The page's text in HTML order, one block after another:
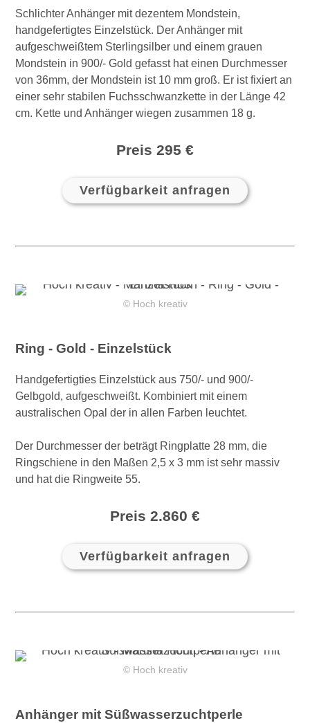
Schlichter Anhänger mit dezentem Mondstein,
handgefertigtes Einzelstück. Der Anhänger mit
aufgeschweißtem Sterlingsilber und einem grauen
Mondstein in 900/- Gold gefasst hat einen Durchmesser
von 36mm, der Mondstein ist 10 mm groß. Er ist fixiert an
einer sehr stabilen Fuchsschwanzkette in der Länge 42
cm. Kette und Anhänger wiegen zusammen 18 g.
Preis 295 €
Verfügbarkeit anfragen
© Hoch kreativ
Ring - Gold - Einzelstück
Handgefertigties Einzelstück aus 750/- und 900/-
Gelbgold, aufgeschweißt. Kombiniert mit einem
australischen Opal der in allen Farben leuchtet.
Der Durchmesser der beträgt Ringplatte 28 mm, die
Ringschiene in den Maßen 2,5 x 3 mm ist sehr massiv
und hat die Ringweite 55.
Preis 2.860 €
Verfügbarkeit anfragen
© Hoch kreativ
Anhänger mit Süßwasserzuchtperle